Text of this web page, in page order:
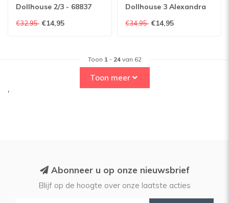
Dollhouse 2/3 - 68837
€32,95 €14,95
Dollhouse 3 Alexandra
Trail paars - 22145
€34,95 €14,95
Toon 1- 24van 62
Toon meer
'
Abonneer u op onze nieuwsbrief
Blijf op de hoogte over onze laatste acties